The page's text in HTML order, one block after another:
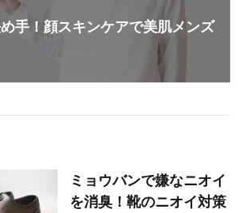
手！顔スキンケアで美肌メンズ
ミョウバンで嫌なニオイ
を消臭！靴のニオイ対策